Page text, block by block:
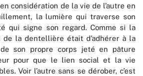
considération de la vie de l’autre en
la lumière qui traverse son
qui signe son regard. Comme si la
de la dentellière était d’adhérer à la
son propre corps jeté en pâture
pour que le lien social et la vie
Voir l’autre sans se dérober, c’est